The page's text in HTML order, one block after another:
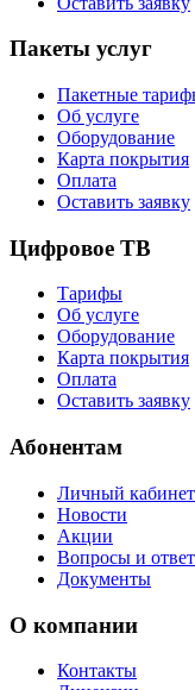
Пакеты услуг
Пакетные
Об услуге
Оборудование
Карта покрытия
Оплата
Оставить заявку
Цифровое ТВ
Тарифы
Об услуге
Оборудование
Карта покрытия
Оплата
Оставить заявку
Абонентам
Личный кабинет
Новости
Акции
Вопросы и
Документы
О компании
Контакты